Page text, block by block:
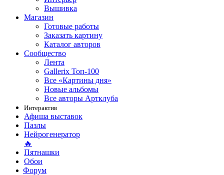
Вышивка
Магазин
Готовые работы
Заказать картину
Каталог авторов
Сообщество
Лента
Gallerix Топ-100
Все «Картины дня»
Новые альбомы
Все авторы Артклуба
Интерактив
Афиша выставок
Пазлы
Нейрогенератор
🔥
Пятнашки
Обои
Форум